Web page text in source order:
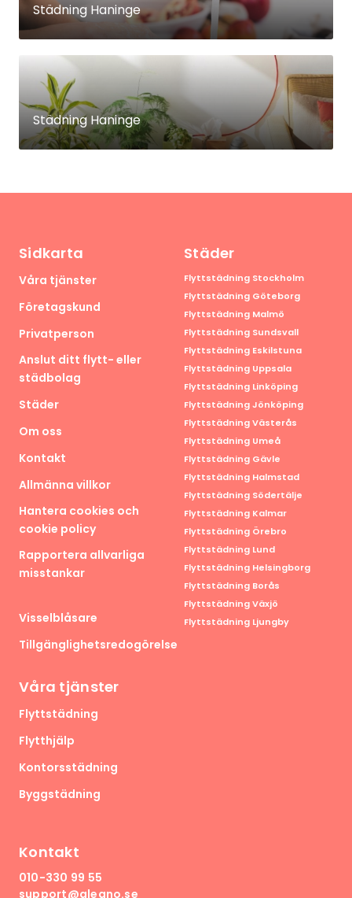
Städning Haninge
Städning Haninge
Sidkarta
Våra tjänster
Företagskund
Privatperson
Anslut ditt flytt- eller
städbolag
Städer
Om oss
Kontakt
Allmänna villkor
Hantera cookies och
cookie policy
Rapportera allvarliga
misstankar
Visselblåsare
Tillgänglighetsredogörelse
Våra tjänster
Flyttstädning
Flytthjälp
Kontorsstädning
Byggstädning
Städer
Flyttstädning Stockholm
Flyttstädning Göteborg
Flyttstädning Malmö
Flyttstädning Sundsvall
Flyttstädning Eskilstuna
Flyttstädning Uppsala
Flyttstädning Linköping
Flyttstädning Jönköping
Flyttstädning Västerås
Flyttstädning Umeå
Flyttstädning Gävle
Flyttstädning Halmstad
Flyttstädning Södertälje
Flyttstädning Kalmar
Flyttstädning Örebro
Flyttstädning Lund
Flyttstädning Helsingborg
Flyttstädning Borås
Flyttstädning Växjö
Flyttstädning Ljungby
Kontakt
010-330 99 55
support@qleano.se